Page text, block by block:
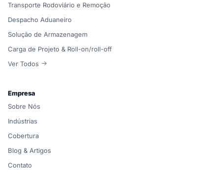
Transporte Rodoviário e Remoção
Despacho Aduaneiro
Solução de Armazenagem
Carga de Projeto & Roll-on/roll-off
Ver Todos
Empresa
Sobre Nós
Indústrias
Cobertura
Blog & Artigos
Contato